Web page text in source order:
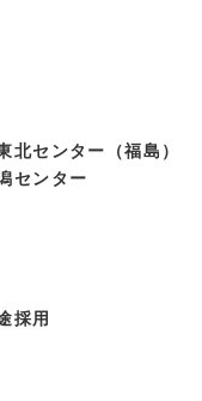
北センター（福島）
センター
採用